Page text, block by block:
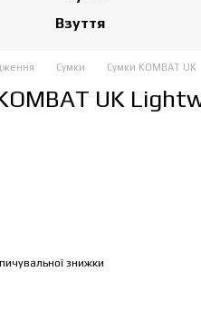
Взуття
Сумки Сумки KOMBAT UK
UK
знижки